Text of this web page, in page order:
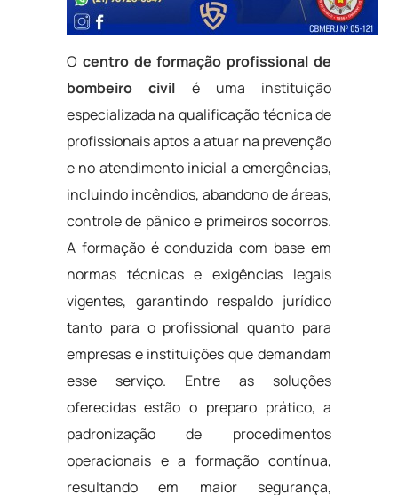
O centro de formação profissional de
bombeiro civil é uma instituição
especializada na qualificação técnica de
profissionais aptos a atuar na prevenção
e no atendimento inicial a emergências,
incluindo incêndios, abandono de áreas,
controle de pânico e primeiros socorros.
A formação é conduzida com base em
normas técnicas e exigências legais
vigentes, garantindo respaldo jurídico
tanto para o profissional quanto para
empresas e instituições que demandam
esse serviço. Entre as soluções
oferecidas estão o preparo prático, a
padronização de procedimentos
operacionais e a formação contínua,
resultando em maior segurança,